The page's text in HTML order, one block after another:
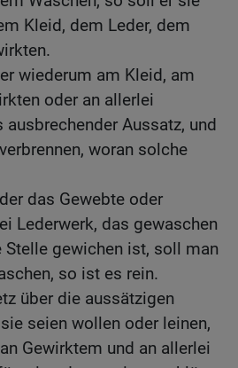
Kleid, dem Leder, dem
wiederum am Kleid, am
oder an allerlei
Aussatz, und
woran solche
das Gewebte oder
Lederwerk, das gewaschen
gewichen ist, soll man
so ist es rein.
über die aussätzigen
seien wollen oder leinen,
Gewirktem und an allerlei